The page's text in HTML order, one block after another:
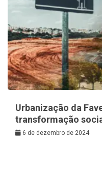
Urbanização da
transformação
6 de dezembro de 2024